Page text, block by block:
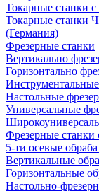
Токарные станки
Токарные станки
(Германия)
Фрезерные станки
Вертикально
Горизонтально
Настольные
Универсальные
Фрезерные
5-ти осевые
Вертикальные
Горизонтальные
Настольно-